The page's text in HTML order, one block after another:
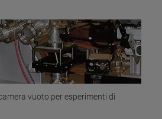
vuoto per esperimenti di